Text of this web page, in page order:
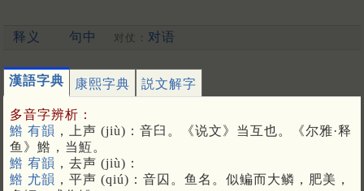
释义 句中 对仗： 对语
漢語字典 康熙字典 説文解字
多音字辨析：
鯦 有韻 ，上声 (jiù)：音臼。《说文》当互也。《尔雅·释
鱼》鯦，当魱。
鯦 宥韻 ，去声 (jiù)：
鯦 尤韻 ，平声 (qiú)：音囚。鱼名。似鳊而大鳞，肥美，